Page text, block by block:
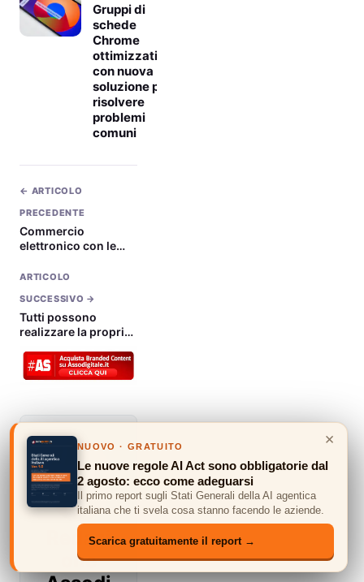
Gruppi di
schede
Chrome
ottimizzati
con nuova
soluzione per
risolvere
problemi
comuni
← ARTICOLO
PRECEDENTE
Commercio
elettronico con le
American Express su
serviranno per
comprare online
offerte speciali
ARTICOLO
SUCCESSIVO →
Tutti possono
realizzare la propria
Redazi
one
×
NUOVO · GRATUITO
Le nuove regole AI Act sono obbligatorie dal
2 agosto: ecco come adeguarsi
Il primo report sugli Stati Generali della AI agentica
italiana che ti svela cosa stanno facendo le aziende.
Scarica gratuitamente il report →